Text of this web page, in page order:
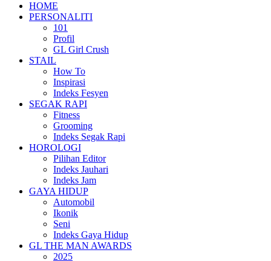
HOME
PERSONALITI
101
Profil
GL Girl Crush
STAIL
How To
Inspirasi
Indeks Fesyen
SEGAK RAPI
Fitness
Grooming
Indeks Segak Rapi
HOROLOGI
Pilihan Editor
Indeks Jauhari
Indeks Jam
GAYA HIDUP
Automobil
Ikonik
Seni
Indeks Gaya Hidup
GL THE MAN AWARDS
2025